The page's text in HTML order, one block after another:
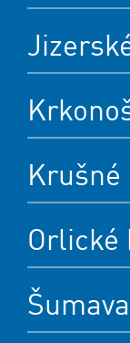
Krušné
Orlické
Šumava